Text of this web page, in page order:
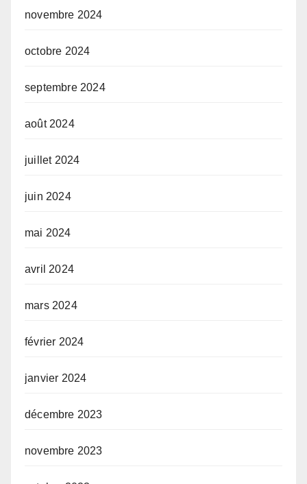
novembre 2024
octobre 2024
septembre 2024
août 2024
juillet 2024
juin 2024
mai 2024
avril 2024
mars 2024
février 2024
janvier 2024
décembre 2023
novembre 2023